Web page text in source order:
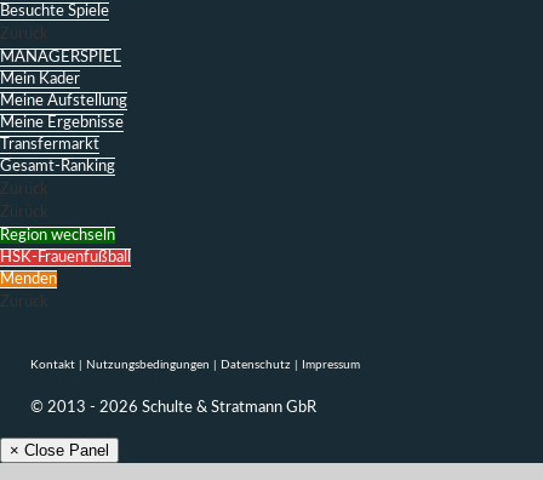
Besuchte Spiele
Zurück
MANAGERSPIEL
Mein Kader
Meine Aufstellung
Meine Ergebnisse
Transfermarkt
Gesamt-Ranking
Zurück
Zurück
Region wechseln
HSK-Frauenfußball
Menden
Zurück
Kontakt Nutzungsbedingungen Datenschutz Impressum
© 2013 - 2026 Schulte & Stratmann GbR
× Close Panel